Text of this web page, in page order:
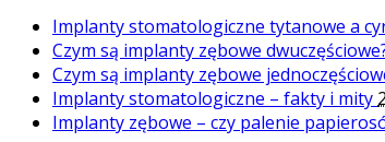
Implanty stomatologiczne tytanowe a
Czym są implanty zębowe
Czym są implanty zębowe
Implanty stomatologiczne – fakty i mity
Implanty zębowe – czy palenie